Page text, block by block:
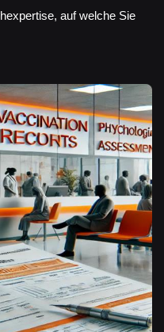
auf welche Sie